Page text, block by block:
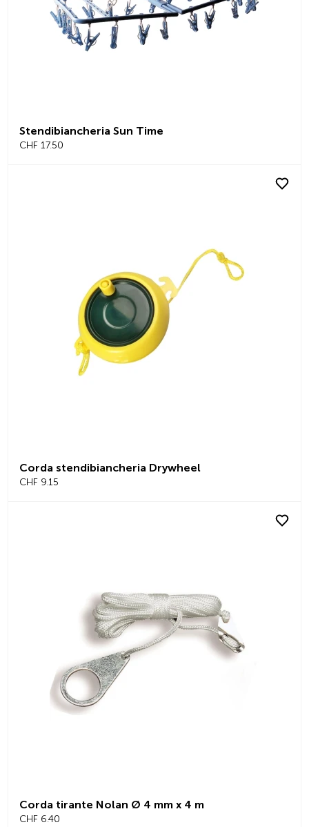
Stendibiancheria Sun Time
CHF 17.50
Corda stendibiancheria Drywheel
CHF 9.15
Corda tirante Nolan Ø 4 mm x 4 m
CHF 6.40